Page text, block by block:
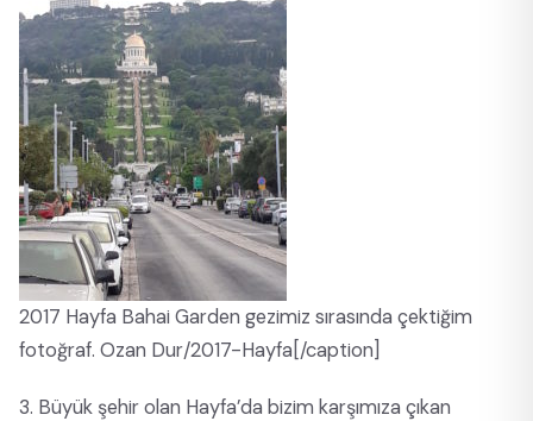
2017 Hayfa Bahai Garden gezimiz sırasında çektiğim
fotoğraf. Ozan Dur/2017-Hayfa[/caption]
3. Büyük şehir olan Hayfa’da bizim karşımıza çıkan